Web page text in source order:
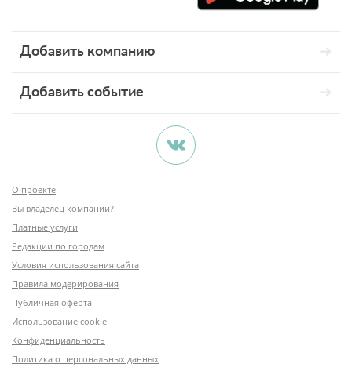
Добавить компанию
Добавить событие
О проекте
Вы владелец компании?
Платные услуги
Редакции по городам
Условия использования сайта
Правила модерирования
Публичная оферта
Использование cookie
Конфиденциальность
Политика о персональных данных